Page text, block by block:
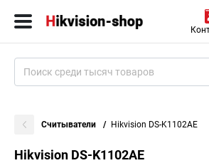
Считыватели Hikvision DS-K1102AE
Hikvision DS-K1102AE